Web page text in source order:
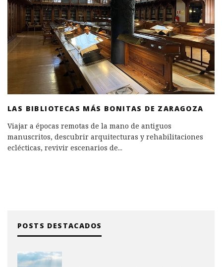
LAS BIBLIOTECAS MÁS BONITAS DE ZARAGOZA
Viajar a épocas remotas de la mano de antiguos
manuscritos, descubrir arquitecturas y rehabilitaciones
eclécticas, revivir escenarios de...
POSTS DESTACADOS